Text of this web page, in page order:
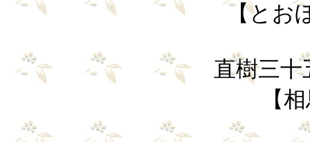
【とお
直樹三十
【